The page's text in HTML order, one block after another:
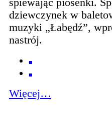
śpiewając piosenki.
dziewczynek w
muzyki „Łabędź”,
nastrój.
Więcej…